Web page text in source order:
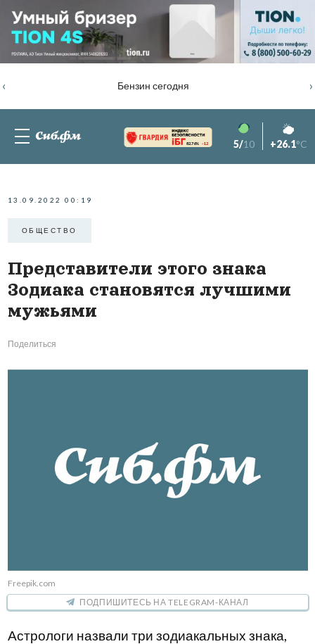
Бензин сегодня
‹ ›
82.76% -1.2 5/10 +26.1°C
13.09.2022 00:19
ОБЩЕСТВО
Представители этого знака
Зодиака становятся лучшими
мужьями
Поделиться
Freepik.com
ПОДПИШИТЕСЬ НА TELEGRAM-КАНАЛ
Астрологи назвали три зодиакальных знака,